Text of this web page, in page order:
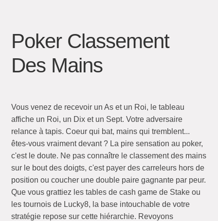
Poker Classement
Des Mains
Vous venez de recevoir un As et un Roi, le tableau
affiche un Roi, un Dix et un Sept. Votre adversaire
relance à tapis. Coeur qui bat, mains qui tremblent...
êtes-vous vraiment devant ? La pire sensation au poker,
c'est le doute. Ne pas connaître le classement des mains
sur le bout des doigts, c'est payer des carreleurs hors de
position ou coucher une double paire gagnante par peur.
Que vous grattiez les tables de cash game de Stake ou
les tournois de Lucky8, la base intouchable de votre
stratégie repose sur cette hiérarchie. Revoyons